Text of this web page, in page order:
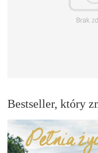
Bestseller, który